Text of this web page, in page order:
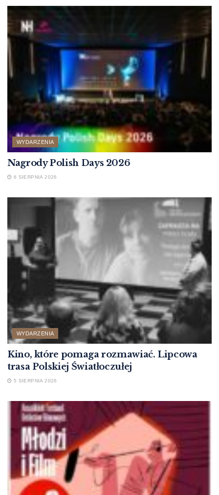
WYDARZENIA
Nagrody Polish Days 2026
6 SIERPNIA 2026
WYDARZENIA
Kino, które pomaga rozmawiać. Lipcowa
trasa Polskiej Światłoczułej
5 SIERPNIA 2026